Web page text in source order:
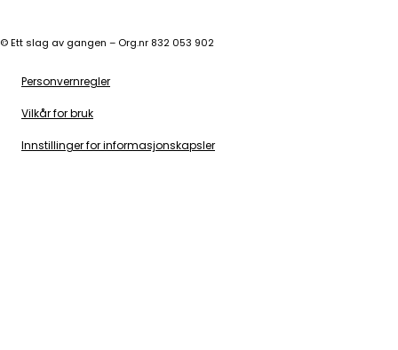
©Ett slag av gangen – Org.nr 832 053 902
Personvernregler
Vilkår for bruk
Innstillinger for informasjonskapsler